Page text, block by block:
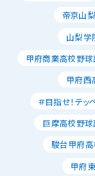
帝京山
山梨学
甲府商業高校野球
甲府西
＃目指せ！テッ
巨摩高校野球
駿台甲府
甲府